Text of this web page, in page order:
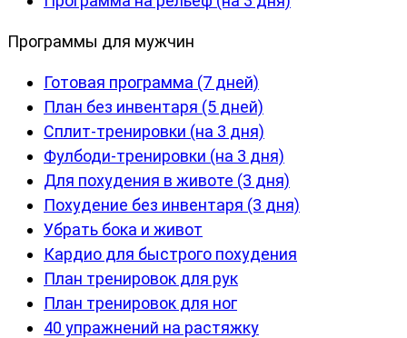
Программы для мужчин
Готовая программа (7 дней)
План без инвентаря (5 дней)
Сплит-тренировки (на 3 дня)
Фулбоди-тренировки (на 3 дня)
Для похудения в животе (3 дня)
Похудение без инвентаря (3 дня)
Убрать бока и живот
Кардио для быстрого похудения
План тренировок для рук
План тренировок для ног
40 упражнений на растяжку